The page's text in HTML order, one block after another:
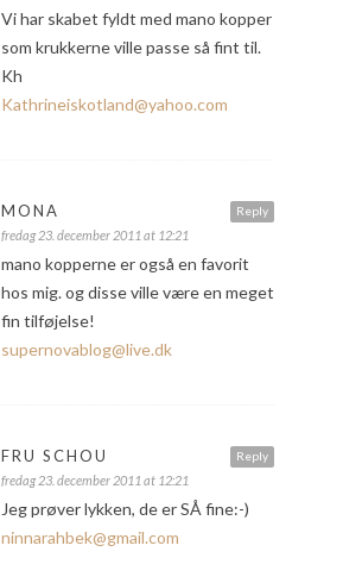
Vi har skabet fyldt med mano kopper
som krukkerne ville passe så fint til.
Kh
Kathrineiskotland@yahoo.com
Reply
MONA
fredag 23. december 2011 at 12:21
mano kopperne er også en favorit
hos mig. og disse ville være en meget
fin tilføjelse!
supernovablog@live.dk
Reply
FRU SCHOU
fredag 23. december 2011 at 12:21
Jeg prøver lykken, de er SÅ fine:-)
ninnarahbek@gmail.com